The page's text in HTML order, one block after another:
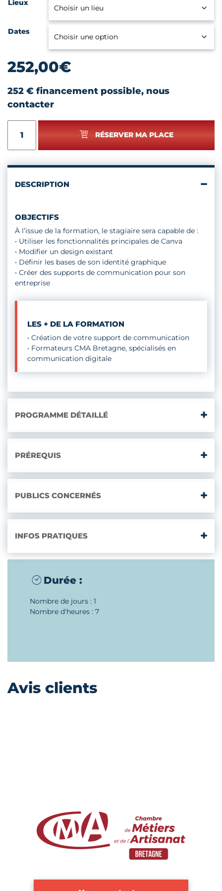
Lieux
Dates
252,00€
252 € financement possible, nous
contacter
SUPPORTS
COMMUNICATION
RÉSERVER MA PLACE
DESCRIPTION
OBJECTIFS
À l’issue de la formation, le stagiaire sera capable de :
• Utiliser les fonctionnalités principales de Canva
• Modifier un design existant
• Définir les bases de son identité graphique
• Créer des supports de communication pour son
entreprise
LES + DE LA FORMATION
• Création de votre support de communication
• Formateurs CMA Bretagne, spécialisés en
communication digitale
PROGRAMME DÉTAILLÉ
PRÉREQUIS
PUBLICS CONCERNÉS
INFOS PRATIQUES
Durée :
Nombre de jours : 1
Nombre d'heures : 7
Avis clients